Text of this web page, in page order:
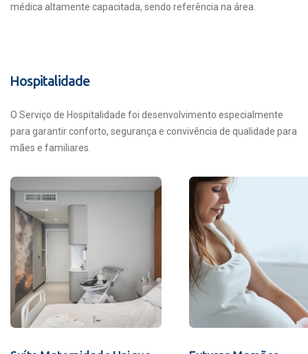
médica altamente capacitada, sendo referência na área.
Hospitalidade
O Serviço de Hospitalidade foi desenvolvimento especialmente
para garantir conforto, segurança e convivência de qualidade para
mães e familiares.